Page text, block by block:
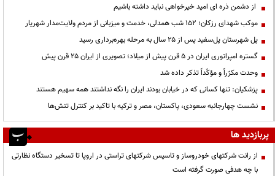
از دشمن ذره ای امید خیرخواهی نباید داشته باشیم
موکب شهدای رزکان؛ ۱۵۲ شب همدلی، خدمت و میزبانی از مردم ولایت‌مدار شهریار
پل شهرستان پل‌سفید پس از ۲۵ سال به مرحله بهره‌برداری رسید
گستره امپراتوری ایران در ۵ قرن پیش از میلاد؛ تصویری از ایران ۲۵ قرن پیش
وحدت مکرّراً و مؤکّداً تذکر داده شد
پزشکیان: تنها کسانی که در خیابان بودند ایران را نگه نداشتند همه سهیم هستند
نشست چهارجانبه سعودی، پاکستان، مصر و ترکیه با تاکید بر کنترل تنش‌ها
پربازدید ها
از رانت‌ شرکتهای خودروساز و تاسیس شرکتهای تراستی در اروپا تا تسخیر دستگاه نظارتی
با چه هدفی صورت گرفته است